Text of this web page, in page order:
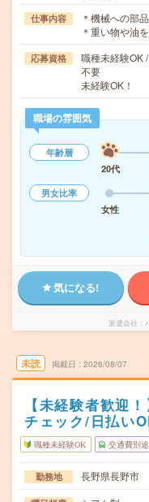
仕事内容
＊機械への部
＊重い物や油
応募資格
職種未経験OK
不要
未経験OK！
職場の雰囲気
年齢層
20代
男女比率
女性
気になる!
派遣会社
未読 掲載日 2026/08/07
【未経験者歓迎
チェック/日払い
職種未経験OK 交通費別
勤務地 長野県長野市